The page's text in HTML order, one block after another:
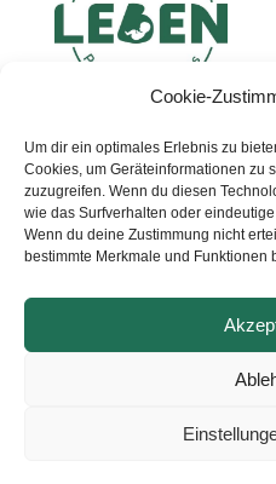
Cookie-
Um dir ein optimales Erlebnis zu
Cookies, um Geräteinformationen zu
zuzugreifen. Wenn du diesen
wie das Surfverhalten oder
Wenn du deine Zustimmung nicht
bestimmte Merkmale und Funktionen

Abonniere
Newsletter!
Copyright by